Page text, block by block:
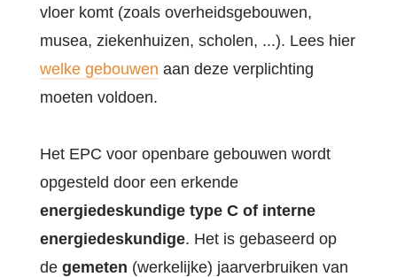
vloer komt (zoals overheidsgebouwen,
musea, ziekenhuizen, scholen, ...). Lees hier
welke gebouwen aan deze verplichting
moeten voldoen.
Het EPC voor openbare gebouwen wordt
opgesteld door een erkende
energiedeskundige type C of interne
energiedeskundige. Het is gebaseerd op
de gemeten (werkelijke) jaarverbruiken van